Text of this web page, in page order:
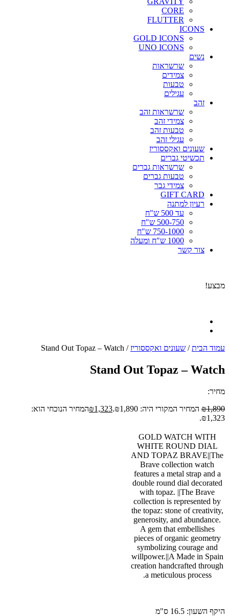
CORE
FLUTTER
ICONS
GOLD ICONS
UNO ICONS
נשים
שרשראות
צמידים
טבעות
עגילים
זהב
שרשראות זהב
צמידי זהב
טבעות זהב
עגילי זהב
שעונים ואקססוריז
תכשיטי גברים
שרשראות גברים
טבעות גברים
צמידי גבר
GIFT CARD
רעיון למתנה
עד 500 ש"ח
500-750 ש"ח
750-1000 ש"ח
1000 ש"ח ומעלה
צור קשר
מבצע!
עמוד הבית/ שעונים ואקססוריז / Stand Out Topaz – Watch
Stand Out Topaz – Watch
מחיר:
₪1,890 המחיר המקורי היה: ₪1,890. ₪1,323
המחיר הנוכחי הוא:
₪1,323.
GOLD WATCH WITH
WHITE ROUND DIAL
AND TOPAZ BRAVE||The
Brave collection watch
features a metal strap and a
double round dial decorated
with topaz. ||The Brave
collection is represented by
the topaz: stone of creativity,
generosity, and abundance.
A gem that embellishes
pieces of organic geometry
symbolizing courage and
willpower.||A Made in Spain
creation handcrafted through
a meticulous process.
היקף השעון: 16.5 ס"מ